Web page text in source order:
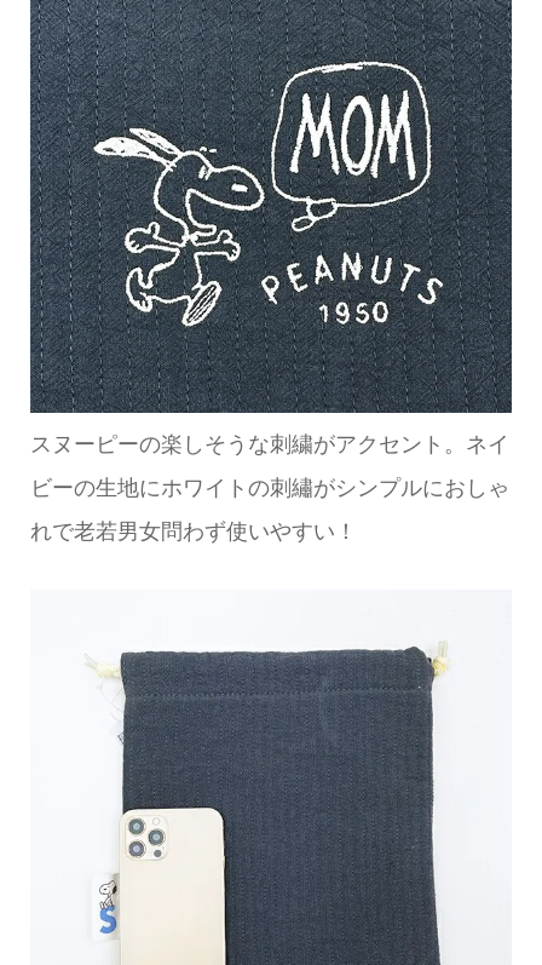
スヌーピーの楽しそうな刺繍がアクセント。ネイ
ビーの生地にホワイトの刺繡がシンプルにおしゃ
れで老若男女問わず使いやすい！